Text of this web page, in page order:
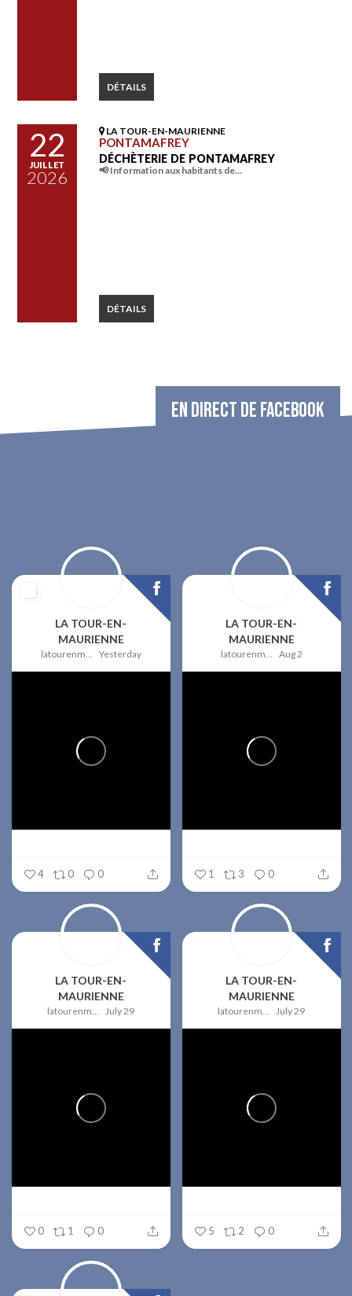
DÉTAILS
22
JUILLET
2026
LA TOUR-EN-MAURIENNE
PONTAMAFREY
DÉCHÈTERIE DE PONTAMAFREY
📢 Information aux habitants de…
DÉTAILS
EN DIRECT DE FACEBOOK
LA TOUR-EN-
MAURIENNE
latourenmaurienne Yesterday
4 0 0
LA TOUR-EN-
MAURIENNE
latourenmaurienne Aug 2
1 3 0
LA TOUR-EN-
MAURIENNE
latourenmaurienne July 29
0 1 0
LA TOUR-EN-
MAURIENNE
latourenmaurienne July 29
5 2 0